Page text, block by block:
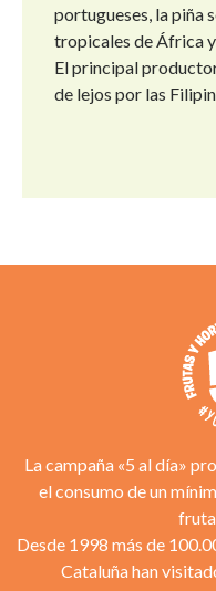
portugueses, la piña
tropicales de África
El principal
de lejos por las
La campaña «5 al día»
el consumo de un
Desde 1998 más de
Cataluña han